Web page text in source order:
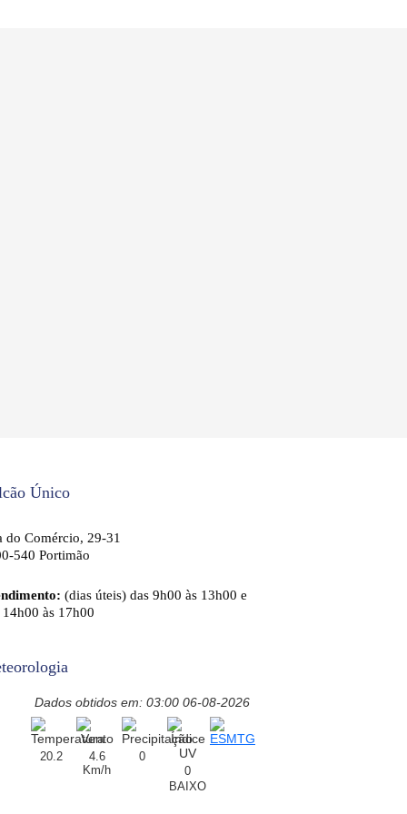
Único
do Comércio, 29-31
540 Portimão
(dias úteis) das 9h00 às 13h00 e
14h00 às 17h00
Dados obtidos em: 03:00 06-08-2026
20.2
4.6
Km/h
0
0
BAIXO